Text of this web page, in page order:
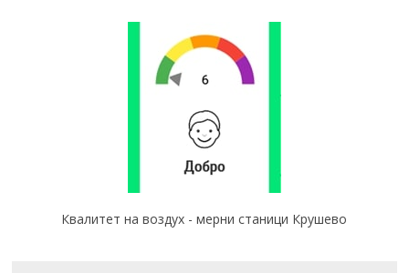
Квалитет на воздух - мерни станици Крушево